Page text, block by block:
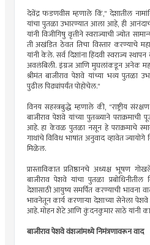
देवेंद्र फडणवीस म्हणाले किं," देशातील
यांचा पुतळा उभारण्यात आला आहे, ही
यांनी विजीगिषु वृत्तीने स्वराज्याची ज्योत
ती अखंडित ठेवत तिचा विस्तार करण्याचे
यांनी केले. सर्व दिशांना हिंदवी स्वराज्य
अवलंबिली. इंग्रज आणि मुघलांकडून अनेक
श्रीमंत बाजीराव पेशवे यांच्या भव्य पुतळा
पुढील पिढ्यांपर्यंत पोहोचेल."
विनय सहस्त्रबुद्धे म्हणाले की, "राष्ट्रीय
बाजीराव पेशवे यांच्या पुतळ्याने
आहे. हा केवळ पुतळा नसून हे पराक्रमाचे
गाथांचे विविध भाषांत अनुवाद व्हावेत
मिळेल.
प्रास्ताविकात प्रतिष्ठानचे अध्यक्ष भूषण
बाजीराव पेशवे यांचा पुतळा प्रबोधिनीतील
देशासाठी आयुष्य समर्पित करण्याची भावना
भावनेतून कार्य करणाऱ्या देशाच्या सेनेला
आहे. मोहन शेटे आणि कुंदनकुमार साठे यांनी
बाजीराव पेशवे वंशजांमध्ये निमंत्रणावरून वाद